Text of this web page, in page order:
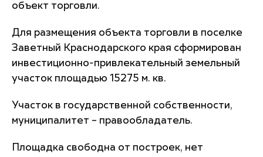
объект торговли.
Для размещения объекта торговли в поселке
Заветный Краснодарского края сформирован
инвестиционно-привлекательный земельный
участок площадью 15275 м. кв.
Участок в государственной собственности,
муниципалитет – правообладатель.
Площадка свободна от построек, нет